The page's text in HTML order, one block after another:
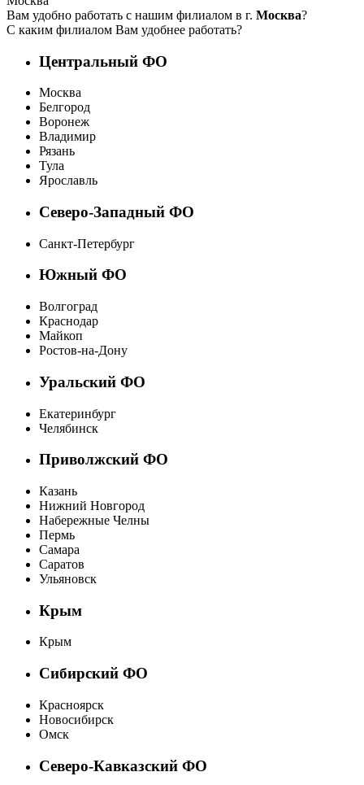
Вам удобно работать с нашим филиалом в г. Москва?
С каким филиалом Вам удобнее работать?
Центральный ФО
Москва
Белгород
Воронеж
Владимир
Рязань
Тула
Ярославль
Северо-Западный ФО
Санкт-Петербург
Южный ФО
Волгоград
Краснодар
Майкоп
Ростов-на-Дону
Уральский ФО
Екатеринбург
Челябинск
Приволжский ФО
Казань
Нижний Новгород
Набережные Челны
Пермь
Самара
Саратов
Ульяновск
Крым
Крым
Сибирский ФО
Красноярск
Новосибирск
Омск
Северо-Кавказский ФО